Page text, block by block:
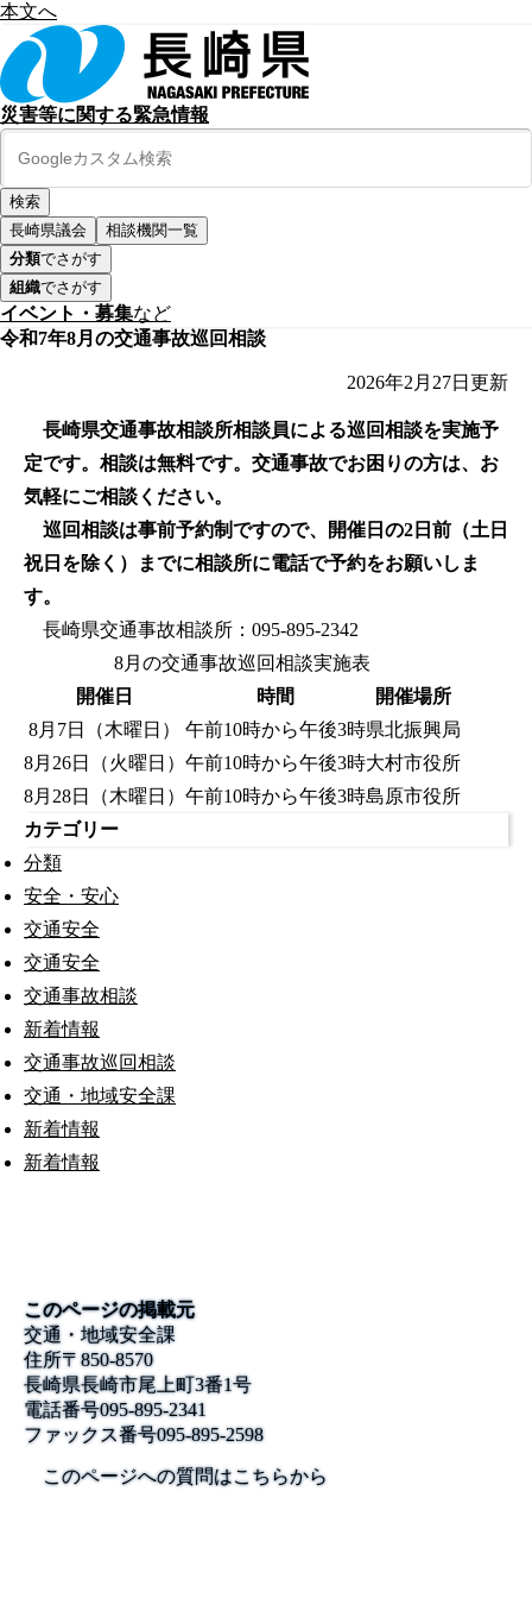
本文へ
災害等に関する緊急情報
長崎県議会
相談機関一覧
分類でさがす
組織でさがす
イベント・募集など
令和7年8月の交通事故巡回相談
2026年2月27日 更新
長崎県交通事故相談所相談員による巡回相談を実施予
定です。相談は無料です。交通事故でお困りの方は、お
気軽にご相談ください。
巡回相談は事前予約制ですので、開催日の2日前（土日
祝日を除く）までに相談所に電話で予約をお願いしま
す。
長崎県交通事故相談所：095-895-2342
8月の交通事故巡回相談実施表
開催日
時間
開催場所
8月7日（木曜日）
午前10時から午後3時県北振興局
8月26日（火曜日） 午前10時から午後3時大村市役所
8月28日（木曜日） 午前10時から午後3時島原市役所
カテゴリー
分類
安全・安心
交通安全
交通安全
交通事故相談
新着情報
交通事故巡回相談
交通・地域安全課
新着情報
新着情報
このページの掲載元
交通・地域安全課
住所〒850-8570
長崎県長崎市尾上町3番1号
電話番号095-895-2341
ファックス番号095-895-2598
このページへの質問はこちらから